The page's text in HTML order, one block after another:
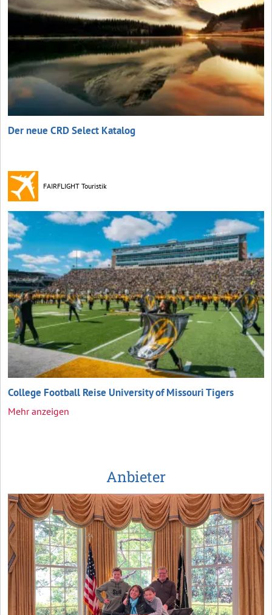
Der neue CRD Select Katalog
FAIRFLIGHT Touristik
College Football Reise University of Missouri Tigers
Mehr anzeigen
Anbieter